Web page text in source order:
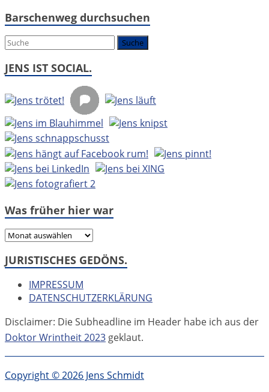
es
Barschenweg durchsuchen
JENS IST SOCIAL.
Was früher hier war
Was
hier
JURISTISCHES GEDÖNS.
IMPRESSUM
DATENSCHUTZERKLÄRUNG
Disclaimer: Die Subheadline im Header habe ich aus der
Doktor Wrintheit 2023 geklaut.
Copyright © 2026 Jens Schmidt